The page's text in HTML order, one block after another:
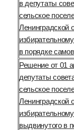
в депутаты
сельское
Ленинградской
в порядке
Решение от 01
депутаты
сельское
Ленинградской
выдвинутого в